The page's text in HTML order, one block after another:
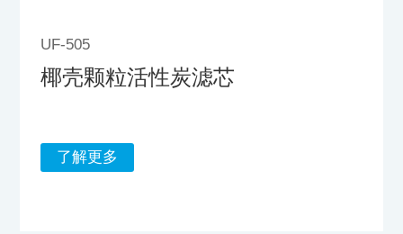
UF-505
椰壳颗粒活性炭滤芯
了解更多